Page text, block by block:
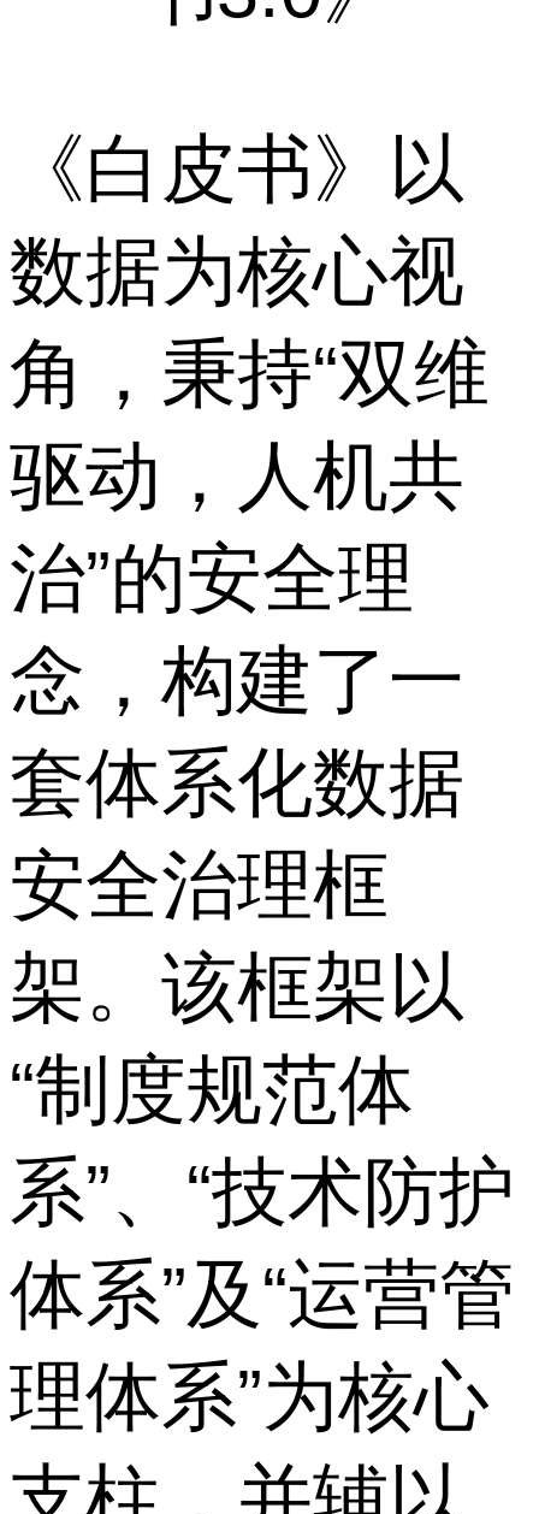
《白皮书》以
数据为核心视
角，秉持“双维
驱动，人机共
治”的安全理
念，构建了一
套体系化数据
安全治理框
架。该框架以
“制度规范体
系”、“技术防护
体系”及“运营管
理体系”为核心